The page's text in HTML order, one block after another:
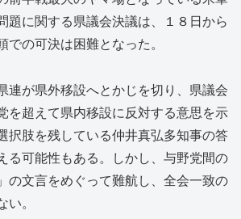
題に関する県議会決議は、１８日から
の可決は困難となった。
連が県外移設へとかじを切り、県議会
を超えて県内移設に反対する意思を示
択肢を残している仲井真弘多知事の答
る可能性もある。しかし、与野党間の
の文言をめぐって難航し、全会一致の
。